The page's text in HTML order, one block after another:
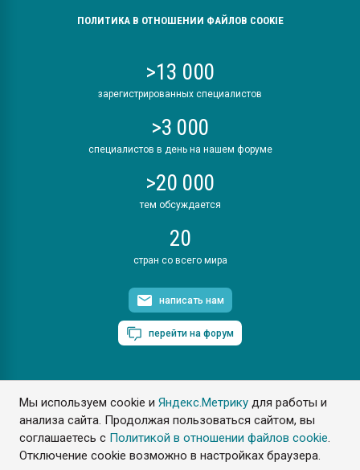
Мы используем cookie иЯндекс.Метрику для работы и
анализа сайта. Продолжая пользоваться сайтом, вы
соглашаетесь с Политикой в отношении файлов cookie.
Отключение cookie возможно в настройках браузера.
ПОЛИТИКА В ОТНОШЕНИИ ФАЙЛОВ COOKIE
>13 000
зарегистрированных специалистов
>3 000
специалистов в день на нашем форуме
>20 000
тем обсуждается
20
стран со всего мира
написать нам
перейти на форум
ПластЭксперт © 2006. Все права защищены
Разрешается копирование материалов сайта с обязательной
ссылкой на www.e-plastic.ru
Разработка сайта